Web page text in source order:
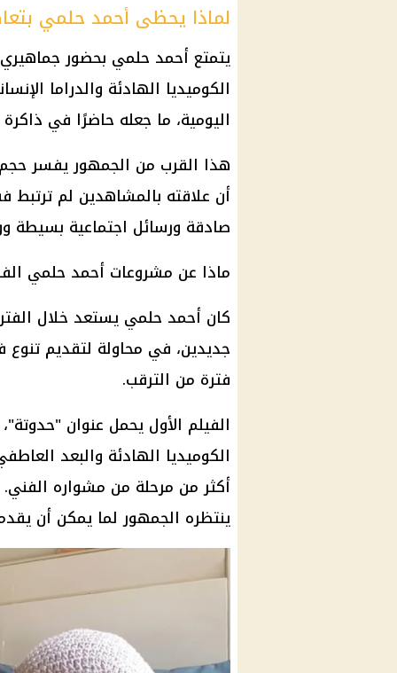
لماذا يحظى أحمد حلمي
يتمتع أحمد حلمي بحضور
الكوميديا الهادئة والدراما
اليومية، ما جعله حاضرًا في
هذا القرب من الجمهور يفسر
أن علاقته بالمشاهدين لم ترتبط
صادقة ورسائل اجتماعية بسيطة
ماذا عن مشروعات أحمد حلمي
كان أحمد حلمي يستعد خلال
جديدين، في محاولة لتقديم
فترة من الترقب.
الفيلم الأول يحمل عنوان
الكوميديا الهادئة والبعد
أكثر من مرحلة من مشواره الفني.
ينتظره الجمهور لما يمكن أن